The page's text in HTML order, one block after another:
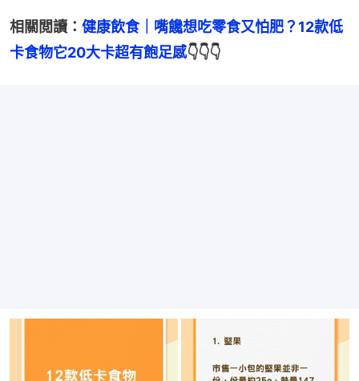
相關閲讀： 健康飲食｜嘴饞想吃零食又怕肥？12款低
卡食物它20大卡超有飽足感👇👇👇